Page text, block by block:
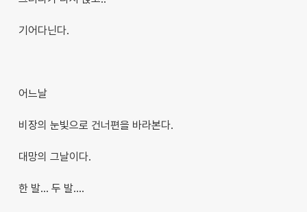
기어다닌다.
어느날
비장의 눈빛으로 건너편을 바라본다.
대망의 그날이다.
한 발... 두 발....